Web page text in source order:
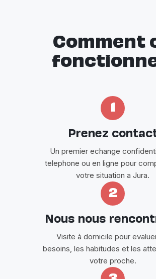
Comment
Prenez
Un premier echange
telephone ou en ligne pour
votre situation a Jura.
2
Nous nous
Visite à domicile pour
besoins, les habitudes et les
votre proche.